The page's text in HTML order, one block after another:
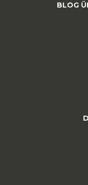
BLOG